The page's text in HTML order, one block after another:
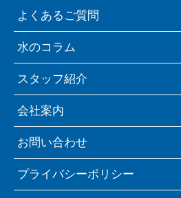
よくあるご質問
水のコラム
スタッフ紹介
会社案内
お問い合わせ
プライバシーポリシー